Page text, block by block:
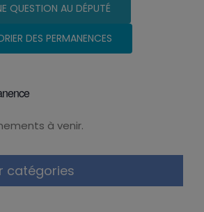
QUESTION AU DÉPUTÉ
DES PERMANENCES
à venir.
catégories